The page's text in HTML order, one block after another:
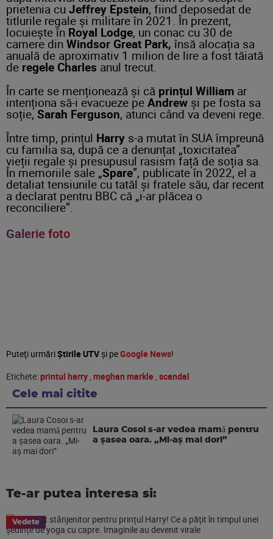
prietenia cu Jeffrey Epstein, fiind deposedat de
titlurile regale și militare în 2021. În prezent,
locuiește în Royal Lodge, un conac cu 30 de
camere din Windsor Great Park, însă alocația sa
anuală de aproximativ 1 milion de lire a fost tăiată
de regele Charles anul trecut.
În carte se menționează și că prințul William ar
intenționa să-i evacueze pe Andrew și pe fosta sa
soție, Sarah Ferguson, atunci când va deveni rege.
Între timp, prințul Harry s-a mutat în SUA împreună
cu familia sa, după ce a denunțat „toxicitatea”
vieții regale și presupusul rasism față de soția sa.
În memoriile sale „Spare”, publicate în 2022, el a
detaliat tensiunile cu tatăl și fratele său, dar recent
a declarat pentru BBC că „i-ar plăcea o
reconciliere”.
Galerie foto
Puteţi urmăriȘtirile UTVşi peGoogle News!
Etichete:printul harry , meghan markle , scandal
Cele mai citite
Laura Cosoi s-ar vedea mamǎ pentru
a şasea oara. „Mi-aș mai dori”
Te-ar putea interesa si:
Vedete